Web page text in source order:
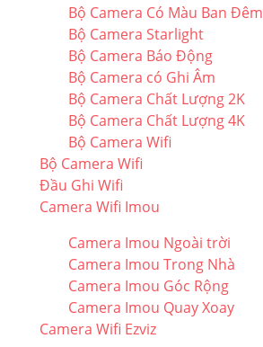
Bộ Camera Có Màu Ban Đêm
Bộ Camera Starlight
Bộ Camera Báo Động
Bộ Camera có Ghi Âm
Bộ Camera Chất Lượng 2K
Bộ Camera Chất Lượng 4K
Bộ Camera Wifi
Bộ Camera Wifi
Đầu Ghi Wifi
Camera Wifi Imou
Camera Imou Ngoài trời
Camera Imou Trong Nhà
Camera Imou Góc Rộng
Camera Imou Quay Xoay
Camera Wifi Ezviz